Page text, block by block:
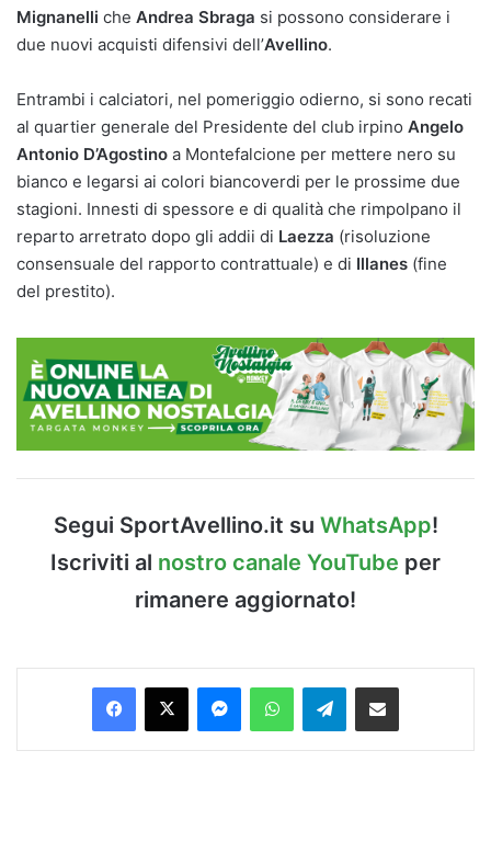
Mignanelli che Andrea Sbraga si possono considerare i
due nuovi acquisti difensivi dell’Avellino.
Entrambi i calciatori, nel pomeriggio odierno, si sono recati
al quartier generale del Presidente del club irpino Angelo
Antonio D’Agostino a Montefalcione per mettere nero su
bianco e legarsi ai colori biancoverdi per le prossime due
stagioni. Innesti di spessore e di qualità che rimpolpano il
reparto arretrato dopo gli addii di Laezza (risoluzione
consensuale del rapporto contrattuale) e di Illanes (fine
del prestito).
Segui SportAvellino.it su WhatsApp!
Iscriviti al nostro canale YouTube per
rimanere aggiornato!
Facebook
X MessengerWhatsAppTelegramCondividi via Email